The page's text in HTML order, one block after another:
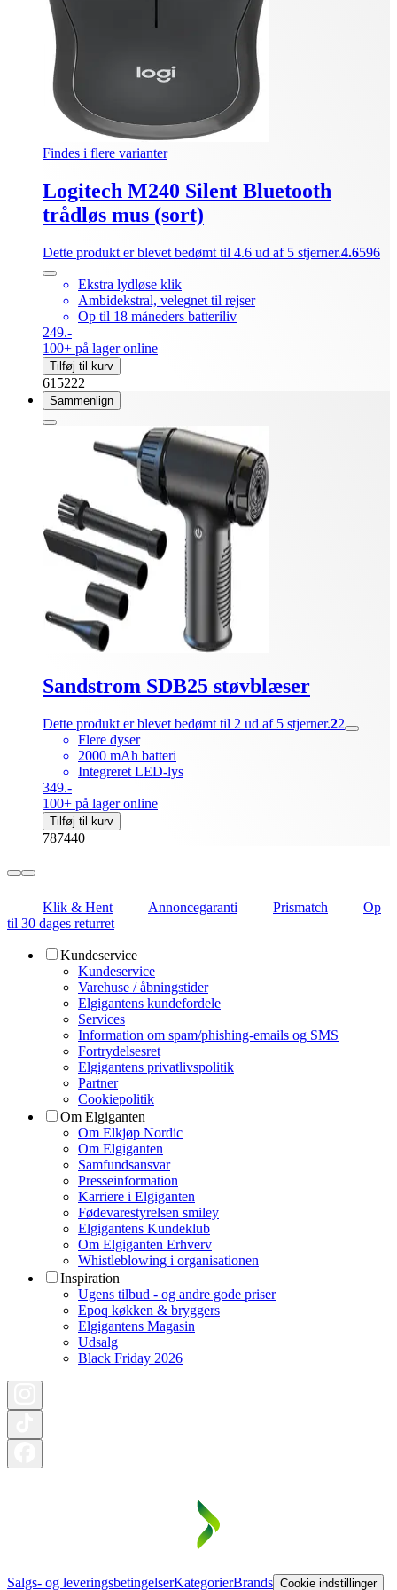
Findes i flere varianter
Logitech M240 Silent Bluetooth
trådløs mus (sort)
Dette produkt er blevet bedømt til 4.6 ud af 5 stjerner.4.6596
Ekstra lydløse klik
Ambidekstral, velegnet til rejser
Op til 18 måneders batteriliv
249.-
100+ på lager online
Tilføj til kurv
615222
Sammenlign
Sandstrom SDB25 støvblæser
Dette produkt er blevet bedømt til 2 ud af 5 stjerner.22
Flere dyser
2000 mAh batteri
Integreret LED-lys
349.-
100+ på lager online
Tilføj til kurv
787440
Klik & Hent Annoncegaranti Prismatch
Op
til 30 dages returret
Kundeservice
Kundeservice
Varehuse / åbningstider
Elgigantens kundefordele
Services
Information om spam/phishing-emails og SMS
Fortrydelsesret
Elgigantens privatlivspolitik
Partner
Cookiepolitik
Om Elgiganten
Om Elkjøp Nordic
Om Elgiganten
Samfundsansvar
Presseinformation
Karriere i Elgiganten
Fødevarestyrelsen smiley
Elgigantens Kundeklub
Om Elgiganten Erhverv
Whistleblowing i organisationen
Inspiration
Ugens tilbud - og andre gode priser
Epoq køkken & bryggers
Elgigantens Magasin
Udsalg
Black Friday 2026
Salgs- og leveringsbetingelserKategorierBrands Cookie indstillinger